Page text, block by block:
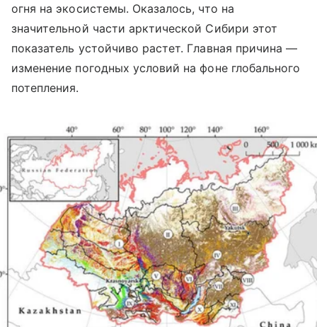
огня на экосистемы. Оказалось, что на
значительной части арктической Сибири этот
показатель устойчиво растет. Главная причина —
изменение погодных условий на фоне глобального
потепления.